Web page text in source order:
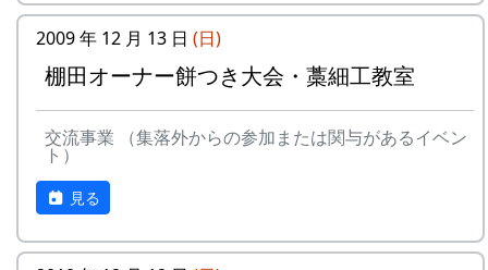
田すき、田ごしらえ、水管理、病害虫対策(3
回程度)、施肥、脱穀、乾燥、籾すりなどは
地元農家で担当します。
実りの時期には、かかしを立てることができ
ます。
多可町の特産品がもらえます(1万円相当)。
地元の新鮮な野菜を購入できます。
田植え、稲刈り時のイベントに参加できま
す。
平成27年度棚田オーナー (2015-04-12 11:26:16)
岩座神棚田オーナーの特典
一から十までプロの指導を受け、減農薬栽培
収穫した米を全部お持ち帰りいただけます。
第18期棚田オーナー対面式 (2014-04-13 12:03:51)
岩座神棚田オーナーの特典
の米づくりを体験できます。
収穫した米を全部お持ち帰りいただけます。
(100平方メートルの収穫収量は玄米で約30キ
ロです。) 清流の里、岩座神地区のコシヒカ
2009 年 12 月 13 日 (日)
棚田オーナー餅つき大会・藁細工教室
交流事業 （集落外からの参加または関与があるイベン
ト）
見る